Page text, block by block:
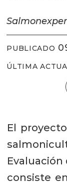
PUBLICADO
ÚLTIMA
El
consiste